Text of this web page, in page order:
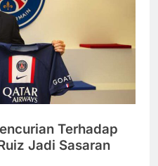
Terhadap
Jadi Sasaran